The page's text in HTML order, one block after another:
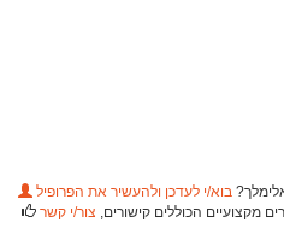
בוא/י לעדכן ולהעשיר את הפרופיל
מקצועיים הכוללים קישורים, צור/י קשר